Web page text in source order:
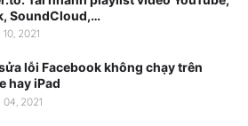
SoundCloud,…
2021
lỗi Facebook không chạy trên
hay iPad
2021